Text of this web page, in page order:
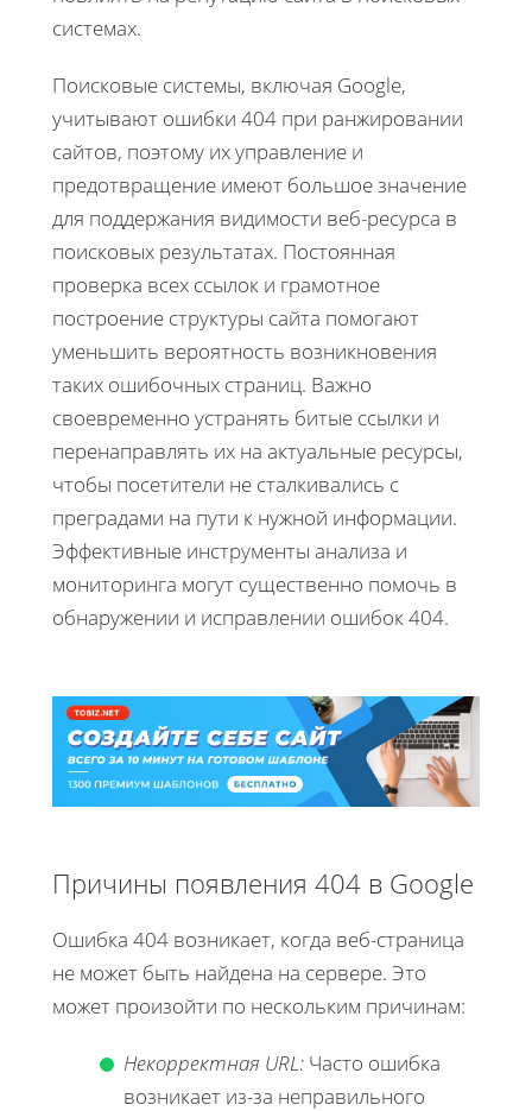
системах.
Поисковые системы, включая Google,
учитывают ошибки 404 при ранжировании
сайтов, поэтому их управление и
предотвращение имеют большое значение
для поддержания видимости веб-ресурса в
поисковых результатах. Постоянная
проверка всех ссылок и грамотное
построение структуры сайта помогают
уменьшить вероятность возникновения
таких ошибочных страниц. Важно
своевременно устранять битые ссылки и
перенаправлять их на актуальные ресурсы,
чтобы посетители не сталкивались с
преградами на пути к нужной информации.
Эффективные инструменты анализа и
мониторинга могут существенно помочь в
обнаружении и исправлении ошибок 404.
Причины появления 404 в Google
Ошибка 404 возникает, когда веб-страница
не может быть найдена на сервере. Это
может произойти по нескольким причинам:
Некорректная URL: Часто ошибка
возникает из-за неправильного